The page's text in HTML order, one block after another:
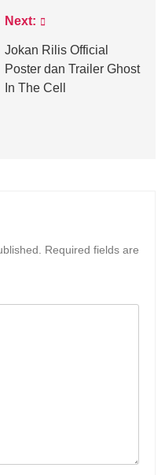
Next:
Jokan Rilis Official
Poster dan Trailer Ghost
In The Cell
Required fields are